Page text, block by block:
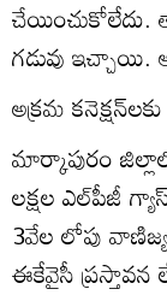
గడువు
అక్రమ
మార్కాపురం
లక్షల ఎల్‌పీజీ
3వేల లోపు
ఈకేవైసీ